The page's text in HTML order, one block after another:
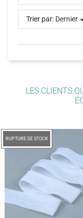
Trier par: Dernier
LES CLIENTS
-40%
RUPTURE DE STOCK